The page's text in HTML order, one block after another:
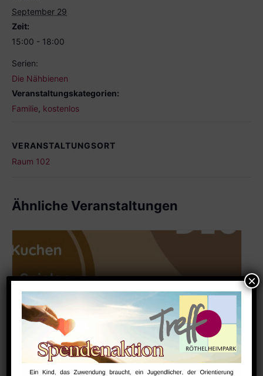
September 29
Zeit:
15:00 - 18:00
Serien:
Die Nähbienen
Veranstaltungskategorien:
Familie kostenlos
VERANSTALTUNGSORT
Raum 102
Ähnliche Veranstaltungen